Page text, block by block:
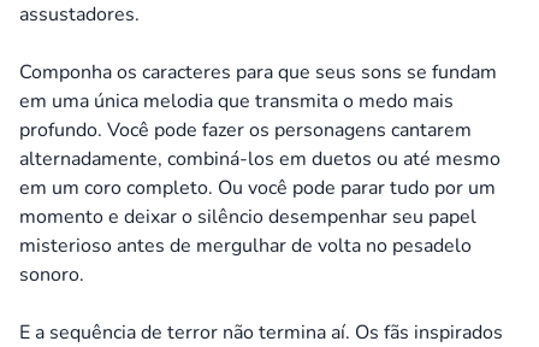
assustadores.
Componha os caracteres para que seus sons se fundam
em uma única melodia que transmita o medo mais
profundo. Você pode fazer os personagens cantarem
alternadamente, combiná-los em duetos ou até mesmo
em um coro completo. Ou você pode parar tudo por um
momento e deixar o silêncio desempenhar seu papel
misterioso antes de mergulhar de volta no pesadelo
sonoro.
E a sequência de terror não termina aí. Os fãs inspirados